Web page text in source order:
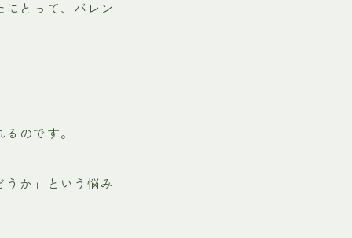
とって、バレン
のです。
か」という悩み